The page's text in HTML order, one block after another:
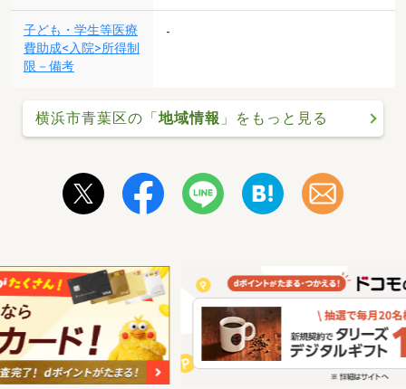
子ども・学生等医療
費助成<入院>所得制
限－備考
-
横浜市青葉区の「地域情報 」をもっと見る